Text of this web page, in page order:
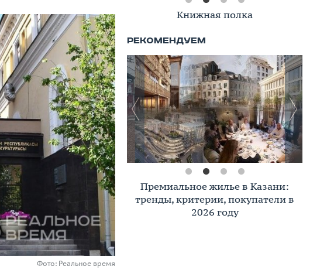
Фото: Реальное время
Книжная полка
Премиальное жилье в Казани:
тренды, критерии, покупатели в
2026 году